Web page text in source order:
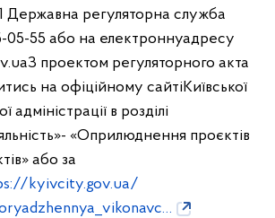
Державна регуляторна служба
05-55 або на електроннуадресу
З проектом регуляторного акта
на офіційному сайтіКиївської
адміністрації в розділі
- «Оприлюднення проєктів
або за
kyivcity.gov.ua/